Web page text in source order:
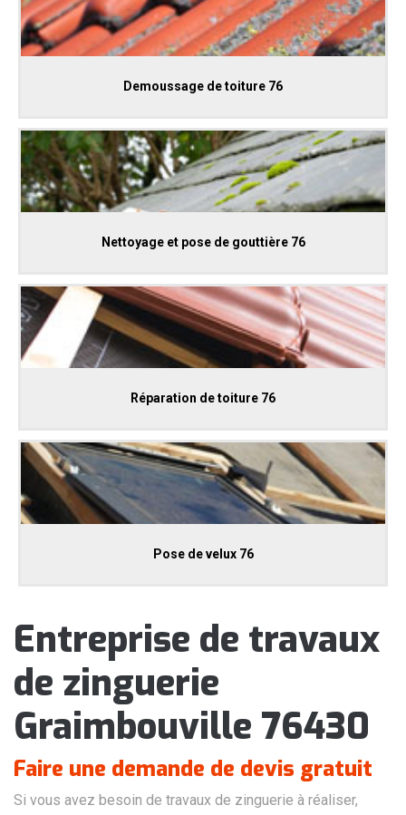
Demoussage de toiture 76
Nettoyage et pose de gouttière 76
Réparation de toiture 76
Pose de velux 76
Entreprise de travaux
de zinguerie
Graimbouville 76430
Faire une demande de devis gratuit
Si vous avez besoin de travaux de zinguerie à réaliser,